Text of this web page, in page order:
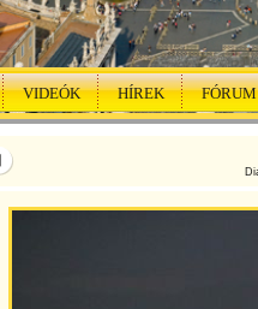
VIDEÓK HÍREK FÓRUM